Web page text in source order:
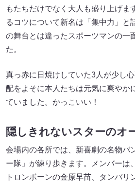
もたちだけでなく大人も盛り上げま
るコツについて新名は「集中力」と
の舞台とは違ったスポーツマンの一
た。
真っ赤に日焼けしていた3人が少し
配をよそに本人たちは元気に爽やか
ていました。かっこいい！
隠しきれないスターのオ
会場内の各所では、新喜劇の名物バ
ー隊」が練り歩きます。メンバーは
トロンボーンの金原早苗、タンバリ